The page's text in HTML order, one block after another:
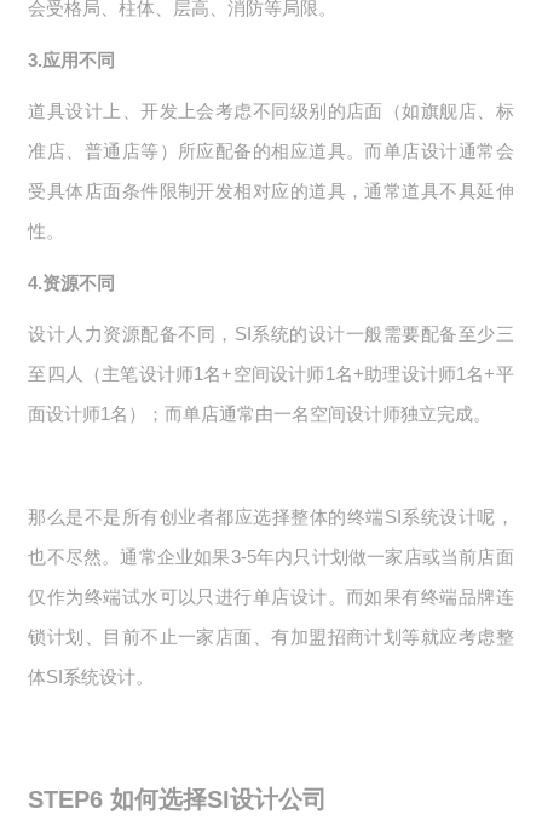
会受格局、柱体、层高、消防等局限。
3.应用不同
道具设计上、开发上会考虑不同级别的店面（如旗舰店、标
准店、普通店等）所应配备的相应道具。而单店设计通常会
受具体店面条件限制开发相对应的道具，通常道具不具延伸
性。
4.资源不同
设计人力资源配备不同，SI系统的设计一般需要配备至少三
至四人（主笔设计师1名+空间设计师1名+助理设计师1名+平
面设计师1名）；而单店通常由一名空间设计师独立完成。
那么是不是所有创业者都应选择整体的终端SI系统设计呢，
也不尽然。通常企业如果3-5年内只计划做一家店或当前店面
仅作为终端试水可以只进行单店设计。而如果有终端品牌连
锁计划、目前不止一家店面、有加盟招商计划等就应考虑整
体SI系统设计。
STEP6如何选择SI设计公司